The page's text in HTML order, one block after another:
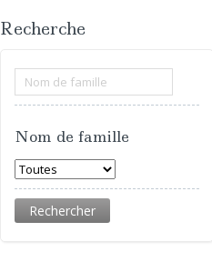
Recherche
Nom de famille